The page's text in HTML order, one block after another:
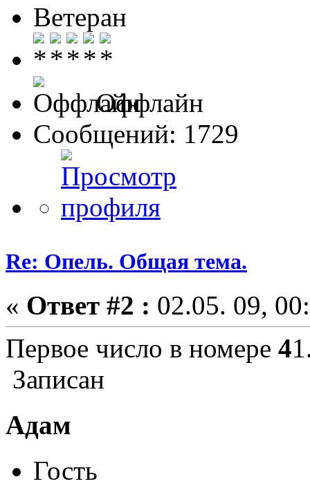
Ветеран
Оффлайн
Сообщений: 1729
Re: Опель. Общая тема.
« Ответ #2 : 02.05. 09,
Первое число в номере 4
Записан
Адам
Гость